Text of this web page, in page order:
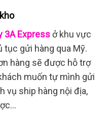
3A Expressở khu vực
tục gửi hàng qua Mỹ.
hàng sẽ được hỗ trợ
muốn tự mình gửi
vụ ship hàng nội địa,